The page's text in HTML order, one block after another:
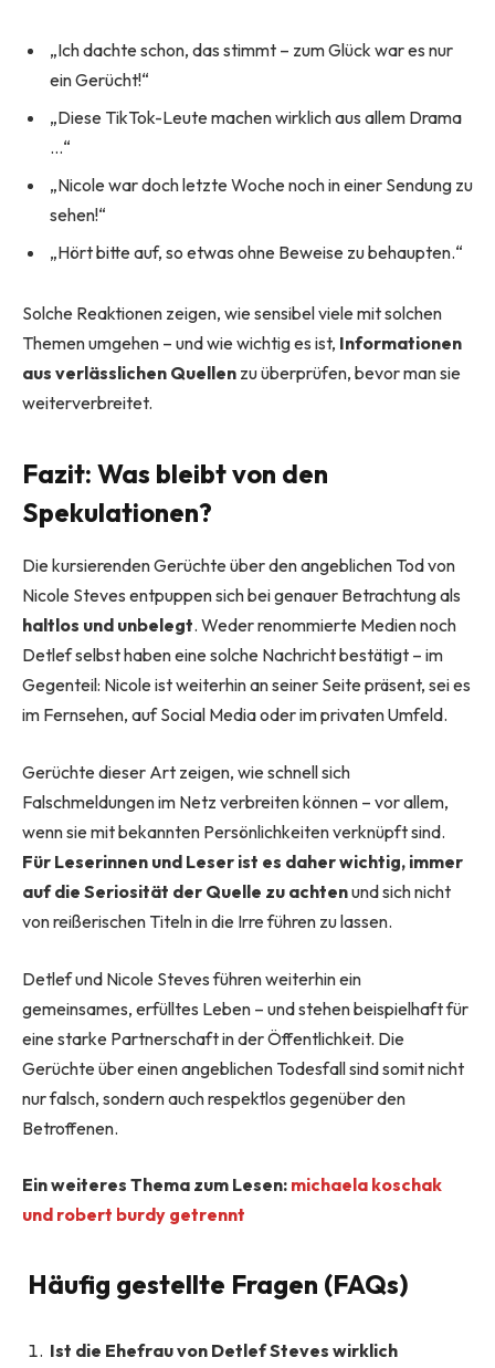
„Ich dachte schon, das stimmt – zum Glück war es nur
ein Gerücht!“
„Diese TikTok-Leute machen wirklich aus allem Drama
…“
„Nicole war doch letzte Woche noch in einer Sendung zu
sehen!“
„Hört bitte auf, so etwas ohne Beweise zu behaupten.“
Solche Reaktionen zeigen, wie sensibel viele mit solchen
Themen umgehen – und wie wichtig es ist, Informationen
aus verlässlichen Quellen zu überprüfen, bevor man sie
weiterverbreitet.
Fazit: Was bleibt von den
Spekulationen?
Die kursierenden Gerüchte über den angeblichen Tod von
Nicole Steves entpuppen sich bei genauer Betrachtung als
haltlos und unbelegt. Weder renommierte Medien noch
Detlef selbst haben eine solche Nachricht bestätigt – im
Gegenteil: Nicole ist weiterhin an seiner Seite präsent, sei es
im Fernsehen, auf Social Media oder im privaten Umfeld.
Gerüchte dieser Art zeigen, wie schnell sich
Falschmeldungen im Netz verbreiten können – vor allem,
wenn sie mit bekannten Persönlichkeiten verknüpft sind.
Für Leserinnen und Leser ist es daher wichtig, immer
auf die Seriosität der Quelle zu achtenund sich nicht
von reißerischen Titeln in die Irre führen zu lassen.
Detlef und Nicole Steves führen weiterhin ein
gemeinsames, erfülltes Leben – und stehen beispielhaft für
eine starke Partnerschaft in der Öffentlichkeit. Die
Gerüchte über einen angeblichen Todesfall sind somit nicht
nur falsch, sondern auch respektlos gegenüber den
Betroffenen.
Ein weiteres Thema zum Lesen: michaela koschak
und robert burdy getrennt
Häufig gestellte Fragen (FAQs)
Ist die Ehefrau von Detlef Steves wirklich